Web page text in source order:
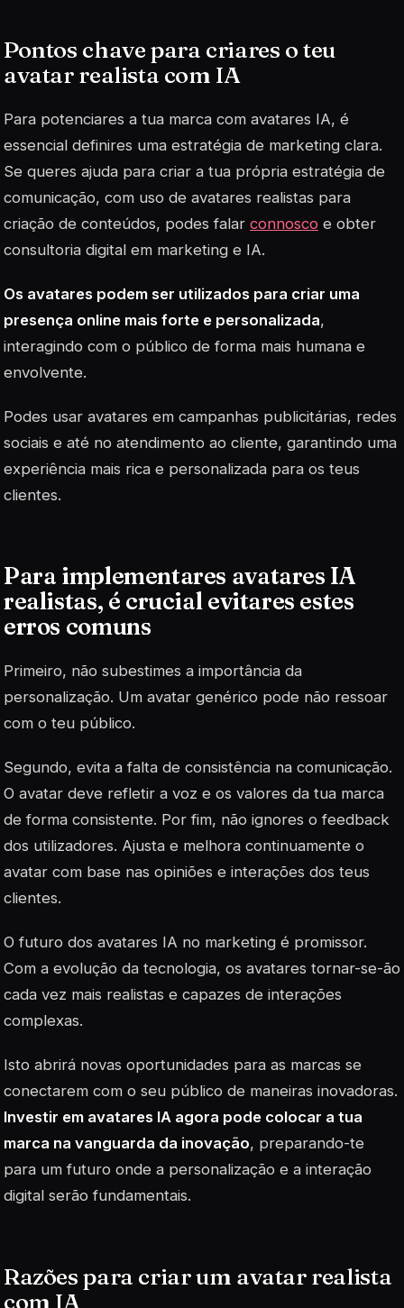
Pontos chave para criares o teu
avatar realista com IA
Para potenciares a tua marca com avatares IA, é
essencial definires uma estratégia de marketing clara.
Se queres ajuda para criar a tua própria estratégia de
comunicação, com uso de avatares realistas para
criação de conteúdos, podes falar connosco e obter
consultoria digital em marketing e IA.
Os avatares podem ser utilizados para criar uma
presença online mais forte e personalizada,
interagindo com o público de forma mais humana e
envolvente.
Podes usar avatares em campanhas publicitárias, redes
sociais e até no atendimento ao cliente, garantindo uma
experiência mais rica e personalizada para os teus
clientes.
Para implementares avatares IA
realistas, é crucial evitares estes
erros comuns
Primeiro, não subestimes a importância da
personalização. Um avatar genérico pode não ressoar
com o teu público.
Segundo, evita a falta de consistência na comunicação.
O avatar deve refletir a voz e os valores da tua marca
de forma consistente. Por fim, não ignores o feedback
dos utilizadores. Ajusta e melhora continuamente o
avatar com base nas opiniões e interações dos teus
clientes.
O futuro dos avatares IA no marketing é promissor.
Com a evolução da tecnologia, os avatares tornar-se-ão
cada vez mais realistas e capazes de interações
complexas.
Isto abrirá novas oportunidades para as marcas se
conectarem com o seu público de maneiras inovadoras.
Investir em avatares IA agora pode colocar a tua
marca na vanguarda da inovação, preparando-te
para um futuro onde a personalização e a interação
digital serão fundamentais.
Razões para criar um avatar realista
com IA